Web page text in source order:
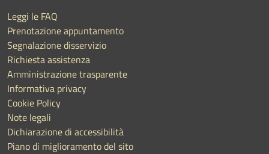
Leggi le FAQ
Prenotazione appuntamento
Segnalazione disservizio
Richiesta assistenza
Amministrazione trasparente
Informativa privacy
Cookie Policy
Note legali
Dichiarazione di accessibilità
Piano di miglioramento del sito